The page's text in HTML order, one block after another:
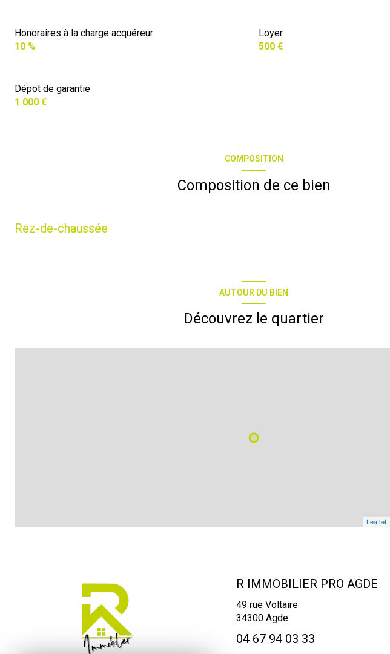
Honoraires à la charge acquéreur
10 %
Dépot de garantie
1 000 €
Loyer
500 €
COMPOSITION
Composition de ce bien
Rez-de-chaussée
AUTOUR DU BIEN
Découvrez le quartier
Leaflet|
R IMMOBILIER PRO AGDE
49 rue Voltaire
34300 Agde
04 67 94 03 33